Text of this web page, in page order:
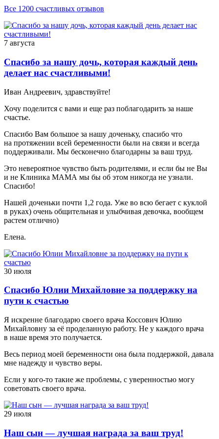
Все 1200 счастливых отзывов
7 августа
Спасибо за нашу дочь, которая каждый день
делает нас счастливыми!
Иван Андреевич, здравствуйте!
Хочу поделится с вами и еще раз поблагодарить за наше
счастье.
Спасибо Вам большое за нашу доченьку, спасибо что
на протяжении всей беременности были на связи и всегда
поддерживали. Мы бесконечно благодарны за ваш труд.
Это невероятное чувство быть родителями, и если бы не Вы
и не Клиника МАМА мы бы об этом никогда не узнали.
Спасибо!
Нашей доченьки почти 1,2 года. Уже во всю бегает с куклой
в руках) очень общительная и улыбчивая девочка, вообщем
растем отлично)
Елена.
30 июля
Спасибо Юлии Михайловне за поддержку на
пути к счастью
Я искренне благодарю своего врача Коссович Юлию
Михайловну за её проделанную работу. Не у каждого врача
в наше время это получается.
Весь период моей беременности она была поддержкой, давала
мне надежду и чувство веры.
Если у кого-то такие же проблемы, с уверенностью могу
советовать своего врача.
29 июля
Наш сын — лучшая награда за ваш труд!